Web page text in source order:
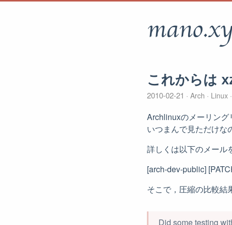
これからは
2010-02-21 Arch Linux
Archlinuxのメーリン
いつまんで見ただけな
詳しくは以下のメール
[arch-dev-public]
そこで，圧縮の比較結
Did some testing